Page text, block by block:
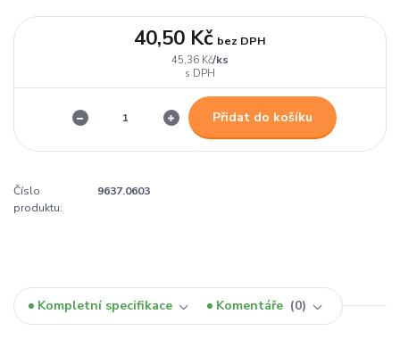
45,36 Kč/ks
40,50 Kč bez DPH
Přidat do košíku
Číslo
produktu:
9637.0603
Kompletní specifikace Komentáře 0